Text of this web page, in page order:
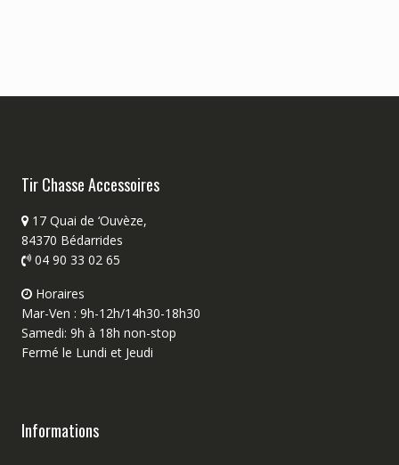
Tir Chasse Accessoires
17 Quai de ‘Ouvèze,
84370 Bédarrides
04 90 33 02 65
Horaires
Mar-Ven : 9h-12h/14h30-18h30
Samedi: 9h à 18h non-stop
Fermé le Lundi et Jeudi
Informations